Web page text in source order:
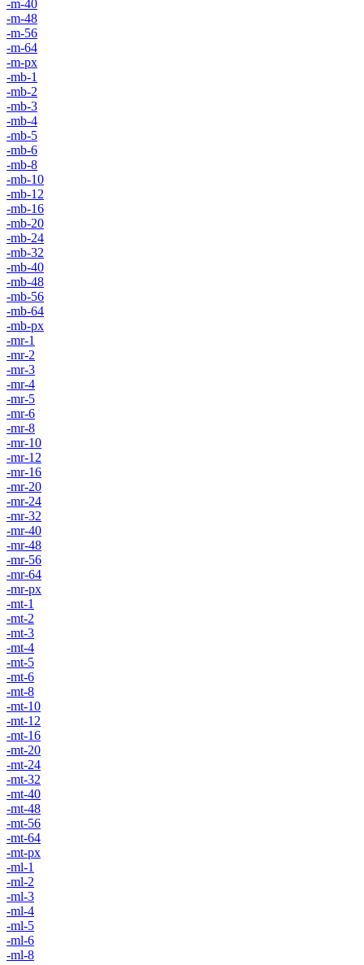
-m-40
-m-48
-m-56
-m-64
-m-px
-mb-1
-mb-2
-mb-3
-mb-4
-mb-5
-mb-6
-mb-8
-mb-10
-mb-12
-mb-16
-mb-20
-mb-24
-mb-32
-mb-40
-mb-48
-mb-56
-mb-64
-mb-px
-mr-1
-mr-2
-mr-3
-mr-4
-mr-5
-mr-6
-mr-8
-mr-10
-mr-12
-mr-16
-mr-20
-mr-24
-mr-32
-mr-40
-mr-48
-mr-56
-mr-64
-mr-px
-mt-1
-mt-2
-mt-3
-mt-4
-mt-5
-mt-6
-mt-8
-mt-10
-mt-12
-mt-16
-mt-20
-mt-24
-mt-32
-mt-40
-mt-48
-mt-56
-mt-64
-mt-px
-ml-1
-ml-2
-ml-3
-ml-4
-ml-5
-ml-6
-ml-8